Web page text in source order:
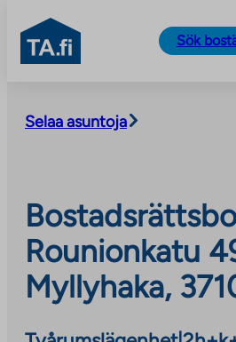
content
TA.fi
Sök
Selaa asuntoja
Rounionkatu
Myllyhaka,